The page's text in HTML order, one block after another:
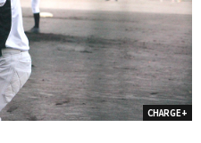
CHARGE+